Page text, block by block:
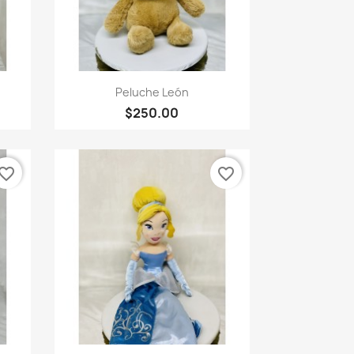
Vista rápida
Peluche León
$250.00
favorite_border